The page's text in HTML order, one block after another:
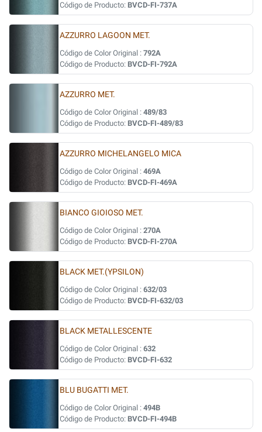
Código de Producto: BVCD-FI-737A
AZZURRO LAGOON MET.
Código de Color Original : 792A
Código de Producto: BVCD-FI-792A
AZZURRO MET.
Código de Color Original : 489/83
Código de Producto: BVCD-FI-489/83
AZZURRO MICHELANGELO MICA
Código de Color Original : 469A
Código de Producto: BVCD-FI-469A
BIANCO GIOIOSO MET.
Código de Color Original : 270A
Código de Producto: BVCD-FI-270A
BLACK MET.(YPSILON)
Código de Color Original : 632/03
Código de Producto: BVCD-FI-632/03
BLACK METALLESCENTE
Código de Color Original : 632
Código de Producto: BVCD-FI-632
BLU BUGATTI MET.
Código de Color Original : 494B
Código de Producto: BVCD-FI-494B